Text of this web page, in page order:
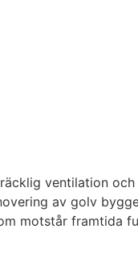
ventilation
av golv
motstår framtida